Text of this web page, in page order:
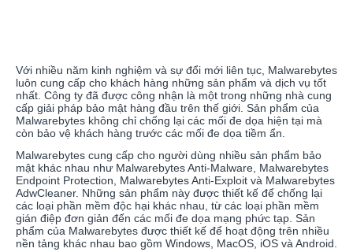
Với nhiều năm kinh nghiệm và sự đổi mới liên tục, Malwarebytes
luôn cung cấp cho khách hàng những sản phẩm và dịch vụ tốt
nhất. Công ty đã được công nhận là một trong những nhà cung
cấp giải pháp bảo mật hàng đầu trên thế giới. Sản phẩm của
Malwarebytes không chỉ chống lại các mối đe dọa hiện tại mà
còn bảo vệ khách hàng trước các mối đe dọa tiềm ẩn.
Malwarebytes cung cấp cho người dùng nhiều sản phẩm bảo
mật khác nhau như Malwarebytes Anti-Malware, Malwarebytes
Endpoint Protection, Malwarebytes Anti-Exploit và Malwarebytes
AdwCleaner. Những sản phẩm này được thiết kế để chống lại
các loại phần mềm độc hại khác nhau, từ các loại phần mềm
gián điệp đơn giản đến các mối đe dọa mạng phức tạp. Sản
phẩm của Malwarebytes được thiết kế để hoạt động trên nhiều
nền tảng khác nhau bao gồm Windows, MacOS, iOS và Android.